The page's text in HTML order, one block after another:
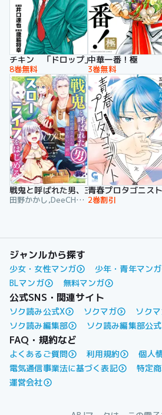
チキン 「ドロップ」前夜の物語
8巻無料
中華一番！極
3巻無料
戦鬼と呼ばれた男、王家に暗殺された
田野かかし,DeeCHA,ハーーナ殿下
青春プロタゴニス
2巻割引
ジャンルから探す
少女・女性マンガ 少年・青年マンガ
BLマンガ
無料マンガ
公式SNS・関連サイト
ソク読み公式X ソクマガ
ソク
ソク読み編集部
ソク読み編集部公
FAQ・規約など
よくあるご質問 利用規約
個人
電気通信事業法に基づく表記
特定
運営会社